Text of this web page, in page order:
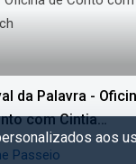
da Palavra -
com Cintia
Passeio
aos